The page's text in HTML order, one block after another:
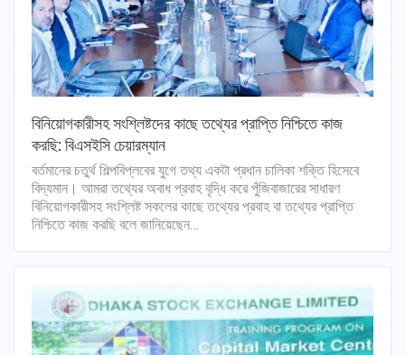
বিনিয়োগকারীসহ সংশ্লিষ্টদের কাছে তথ্যের প্রাপ্তি নিশ্চিতে কাজ
করছি: বিএসইসি চেয়ারম্যান
বর্তমানের চতুর্থ শিল্পবিপ্লবের যুগে তথ্য একটা প্রধান চালিকা শক্তি হিসেবে
বিদ্যমান। আমরা তথ্যের অবাধ প্রবাহ বৃদ্ধি করে পুঁজিবাজারের সাধারণ
বিনিয়োগকারীসহ সংশ্লিষ্ট সকলের কাছে তথ্যের প্রবাহ বা তথ্যের প্রাপ্তি
নিশ্চিতে কাজ করছি বলে জানিয়েছেন…